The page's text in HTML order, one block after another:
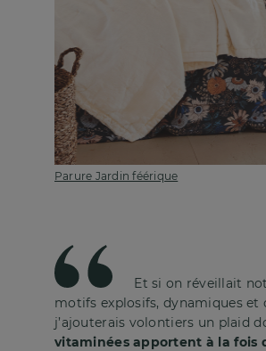
Parure Jardin féérique
Et si on réveillait
motifs explosifs, dynamiques et
j’ajouterais volontiers un plaid
vitaminées apportent à la fois